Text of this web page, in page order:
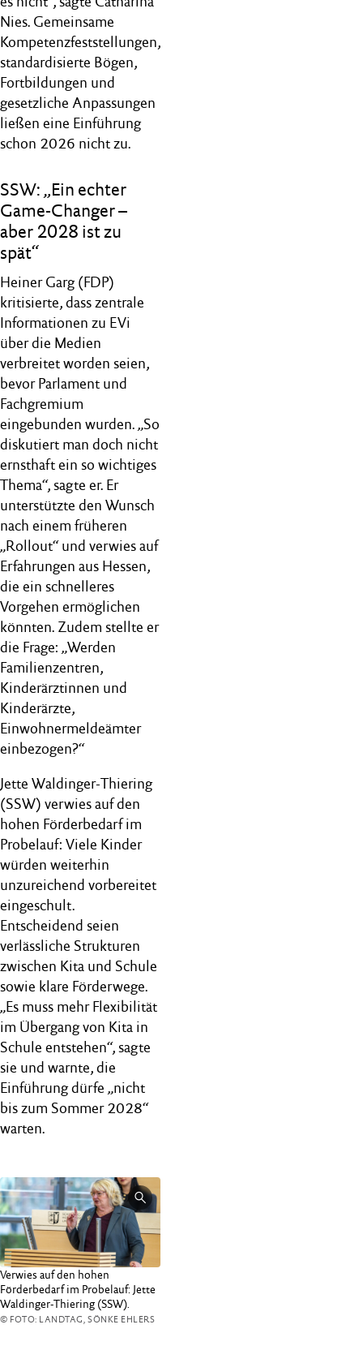
Nies. Gemeinsame
Kompetenzfeststellungen,
standardisierte Bögen,
Fortbildungen und
gesetzliche Anpassungen
ließen eine Einführung
schon 2026 nicht zu.
SSW: „Ein echter
Game-Changer –
aber 2028 ist zu
spät“
Heiner Garg (FDP)
kritisierte, dass zentrale
Informationen zu EVi
über die Medien
verbreitet worden seien,
bevor Parlament und
Fachgremium
eingebunden wurden. „So
diskutiert man doch nicht
ernsthaft ein so wichtiges
Thema“, sagte er. Er
unterstützte den Wunsch
nach einem früheren
„Rollout“ und verwies auf
Erfahrungen aus Hessen,
die ein schnelleres
Vorgehen ermöglichen
könnten. Zudem stellte er
die Frage: „Werden
Familienzentren,
Kinderärztinnen und
Kinderärzte,
Einwohnermeldeämter
einbezogen?“
Jette Waldinger-Thiering
(SSW) verwies auf den
hohen Förderbedarf im
Probelauf: Viele Kinder
würden weiterhin
unzureichend vorbereitet
eingeschult.
Entscheidend seien
verlässliche Strukturen
zwischen Kita und Schule
sowie klare Förderwege.
„Es muss mehr Flexibilität
im Übergang von Kita in
Schule entstehen“, sagte
sie und warnte, die
Einführung dürfe „nicht
bis zum Sommer 2028“
warten.
Verwies auf den hohen
Förderbedarf im Probelauf: Jette
Waldinger-Thiering (SSW).
© FOTO: LANDTAG, SÖNKE EHLERS